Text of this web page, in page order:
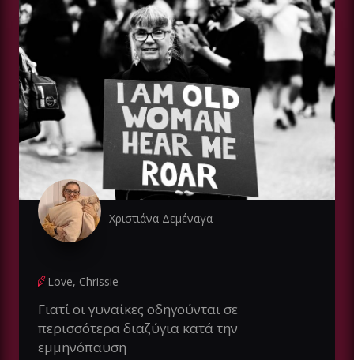
Χριστιάνα Δεμέναγα
Love, Chrissie
Γιατί οι γυναίκες οδηγούνται σε
περισσότερα διαζύγια κατά την
εμμηνόπαυση